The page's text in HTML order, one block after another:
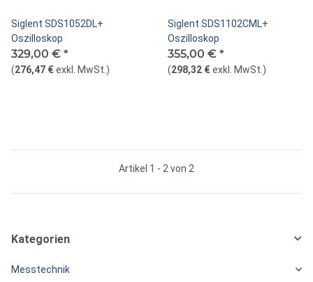
Siglent SDS1052DL+
Oszilloskop
329,00 € *
(276,47 €exkl. MwSt. )
Siglent SDS1102CML+
Oszilloskop
355,00 € *
(298,32 €exkl. MwSt. )
Artikel 1 - 2 von 2
Kategorien
Messtechnik